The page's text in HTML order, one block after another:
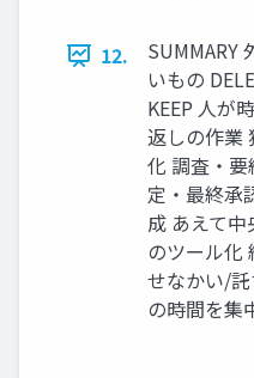
12.
SUMMARY
いもの
KEEP 人が
返しの作業
化 調査・
定・最終承
成 あえて
のツール化
せなかい/
の時間を集